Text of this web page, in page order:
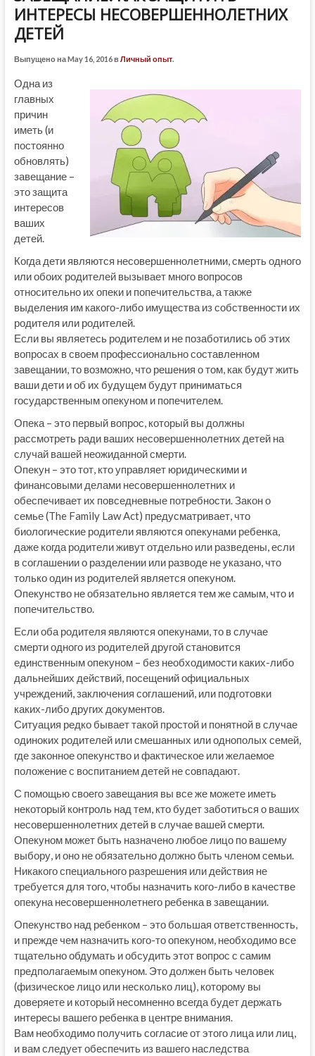
ИНТЕРЕСЫ НЕСОВЕРШЕННОЛЕТНИХ
ДЕТЕЙ
Выпущено на May 16, 2016 вЛичный опыт.
Одна из
главных
причин
иметь (и
постоянно
обновлять)
завещание –
это защита
интересов
ваших
детей.
Когда дети являются несовершеннолетними, смерть одного
или обоих родителей вызывает много вопросов
относительно их опеки и попечительства, а также
выделения им какого-либо имущества из собственности их
родителя или родителей.
Если вы являетесь родителем и не позаботились об этих
вопросах в своем профессионально составленном
завещании, то возможно, что решения о том, как будут жить
ваши дети и об их будущем будут приниматься
государственным опекуном и попечителем.
Опека – это первый вопрос, который вы должны
рассмотреть ради ваших несовершеннолетних детей на
случай вашей неожиданной смерти.
Опекун – это тот, кто управляет юридическими и
финансовыми делами несовершеннолетних и
обеспечивает их повседневные потребности. Закон о
семье (The Family Law Act) предусматривает, что
биологические родители являются опекунами ребенка,
даже когда родители живут отдельно или разведены, если
в соглашении о разделении или разводе не указано, что
только один из родителей является опекуном.
Опекунство не обязательно является тем же самым, что и
попечительство.
Если оба родителя являются опекунами, то в случае
смерти одного из родителей другой становится
единственным опекуном – без необходимости каких-либо
дальнейших действий, посещений официальных
учреждений, заключения соглашений, или подготовки
каких-либо других документов.
Ситуация редко бывает такой простой и понятной в случае
одиноких родителей или смешанных или однополых семей,
где законное опекунство и фактическое или желаемое
положение с воспитанием детей не совпадают.
С помощью своего завещания вы все же можете иметь
некоторый контроль над тем, кто будет заботиться о ваших
несовершеннолетних детей в случае вашей смерти.
Опекуном может быть назначено любое лицо по вашему
выбору, и оно не обязательно должно быть членом семьи.
Никакого специального разрешения или действия не
требуется для того, чтобы назначить кого-либо в качестве
опекуна несовершеннолетнего ребенка в завещании.
Опекунство над ребенком – это большая ответственность,
и прежде чем назначить кого-то опекуном, необходимо все
тщательно обдумать и обсудить этот вопрос с самим
предполагаемым опекуном. Это должен быть человек
(физическое лицо или несколько лиц), которому вы
доверяете и который несомненно всегда будет держать
интересы вашего ребенка в центре внимания.
Вам необходимо получить согласие от этого лица или лиц,
и вам следует обеспечить из вашего наследства